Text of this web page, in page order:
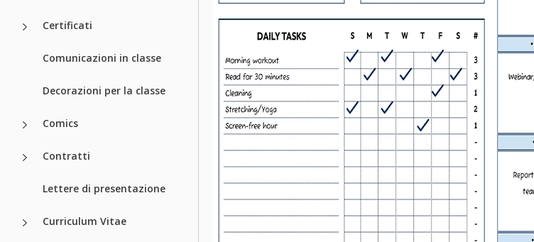
Certificati
Comunicazioni in classe
Decorazioni per la classe
Comics
Contratti
Lettere di presentazione
Curriculum Vitae